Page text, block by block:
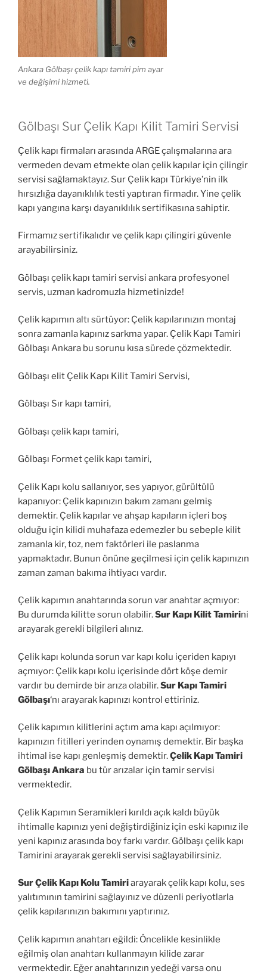
Ankara Gölbaşı çelik kapı tamiri pim ayar
ve değişimi hizmeti.
Gölbaşı Sur Çelik Kapı Kilit Tamiri Servisi
Çelik kapı firmaları arasında ARGE çalışmalarına ara
vermeden devam etmekte olan çelik kapılar için çilingir
servisi sağlamaktayız. Sur Çelik kapı Türkiye’nin ilk
hırsızlığa dayanıklılık testi yaptıran firmadır. Yine çelik
kapı yangına karşı dayanıklılık sertifikasına sahiptir.
Firmamız sertifikalıdır ve çelik kapı çilingiri güvenle
arayabilirsiniz.
Gölbaşı çelik kapı tamiri servisi ankara profesyonel
servis, uzman kadromuzla hizmetinizde!
Çelik kapımın altı sürtüyor: Çelik kapılarınızın montaj
sonra zamanla kapınız sarkma yapar. Çelik Kapı Tamiri
Gölbaşı Ankara bu sorunu kısa sürede çözmektedir.
Gölbaşı elit Çelik Kapı Kilit Tamiri Servisi,
Gölbaşı Sır kapı tamiri,
Gölbaşı çelik kapı tamiri,
Gölbaşı Formet çelik kapı tamiri,
Çelik Kapı kolu sallanıyor, ses yapıyor, gürültülü
kapanıyor: Çelik kapınızın bakım zamanı gelmiş
demektir. Çelik kapılar ve ahşap kapıların içleri boş
olduğu için kilidi muhafaza edemezler bu sebeple kilit
zamanla kir, toz, nem faktörleri ile paslanma
yapmaktadır. Bunun önüne geçilmesi için çelik kapınızın
zaman zaman bakıma ihtiyacı vardır.
Çelik kapımın anahtarında sorun var anahtar açmıyor:
Bu durumda kilitte sorun olabilir.Sur Kapı Kilit Tamirini
arayarak gerekli bilgileri alınız.
Çelik kapı kolunda sorun var kapı kolu içeriden kapıyı
açmıyor: Çelik kapı kolu içerisinde dört köşe demir
vardır bu demirde bir arıza olabilir.Sur Kapı Tamiri
Gölbaşı‘nı arayarak kapınızı kontrol ettiriniz.
Çelik kapımın kilitlerini açtım ama kapı açılmıyor:
kapınızın fitilleri yerinden oynamış demektir. Bir başka
ihtimal ise kapı genleşmiş demektir.Çelik Kapı Tamiri
Gölbaşı Ankara bu tür arızalar için tamir servisi
vermektedir.
Çelik Kapımın Seramikleri kırıldı açık kaldı büyük
ihtimalle kapınızı yeni değiştirdiğiniz için eski kapınız ile
yeni kapınız arasında boy farkı vardır. Gölbaşı çelik kapı
Tamirini arayarak gerekli servisi sağlayabilirsiniz.
Sur Çelik Kapı Kolu Tamiriarayarak çelik kapı kolu, ses
yalıtımının tamirini sağlayınız ve düzenli periyotlarla
çelik kapılarınızın bakımını yaptırınız.
Çelik kapımın anahtarı eğildi: Öncelikle kesinlikle
eğilmiş olan anahtarı kullanmayın kilide zarar
vermektedir. Eğer anahtarınızın yedeği varsa onu